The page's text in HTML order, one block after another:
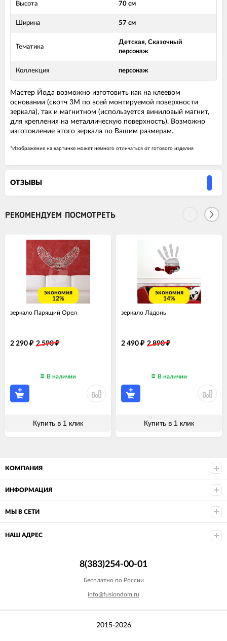
Высота 70 см
Ширина 57 см
Тематика
Детская, Сказочный
персонаж
Коллекция персонаж
Мастер Йода возможно изготовить как на клеевом
основании (скотч 3М по всей монтируемой поверхности
зеркала), так и магнитном (используется виниловый магнит,
для крепления на металлическую поверхность). Возможно
изготовление этого зеркала по Вашим размерам.
*Изображение на картинке может немного отличаться от готового изделия
ОТЗЫВЫ
РЕКОМЕНДУЕМ ПОСМОТРЕТЬ
экономия
12%
зеркало Парящий Орел
2 290 ₽ 2 590₽
В наличии
Купить в 1 клик
экономия
14%
зеркало Ладонь
2 490 ₽ 2 890₽
В наличии
Купить в 1 клик
КОМПАНИЯ
ИНФОРМАЦИЯ
МЫ В СЕТИ
НАШ АДРЕС
8(383)254-00-01
Бесплатно по России
info@fusiondom.ru
2015-2026